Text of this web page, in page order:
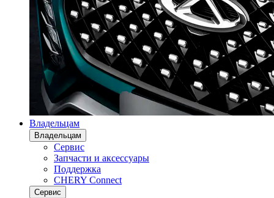
Владельцам
Владельцам
Сервис
Запчасти и аксессуары
Поддержка
CHERY Connect
Сервис